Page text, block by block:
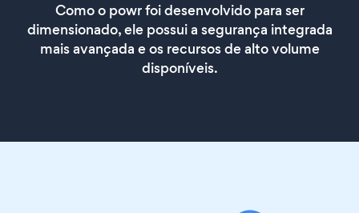
Como o powr foi desenvolvido para ser
dimensionado, ele possui a segurança integrada
mais avançada e os recursos de alto volume
disponíveis.